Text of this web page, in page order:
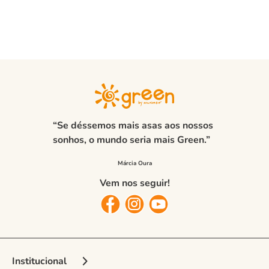
“Se déssemos mais asas aos nossos
sonhos, o mundo seria mais Green.”
Vem nos seguir!
Institucional